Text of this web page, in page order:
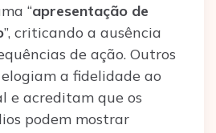
“apresentação de
”, criticando a ausência
de ação. Outros
a fidelidade ao
e acreditam que os
podem mostrar